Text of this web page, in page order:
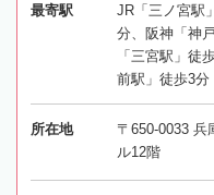
最寄駅
JR「三ノ宮駅
分、阪神「神
「三宮駅」徒
前駅」徒歩3分
所在地
〒650-0033 兵
ル12階